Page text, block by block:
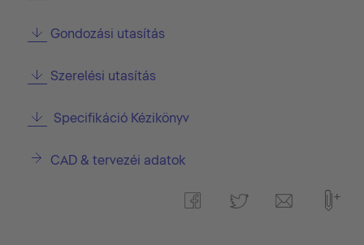
Gondozási utasítás
Szerelési utasítás
Specifikáció Kézikönyv
CAD & tervezéi adatok